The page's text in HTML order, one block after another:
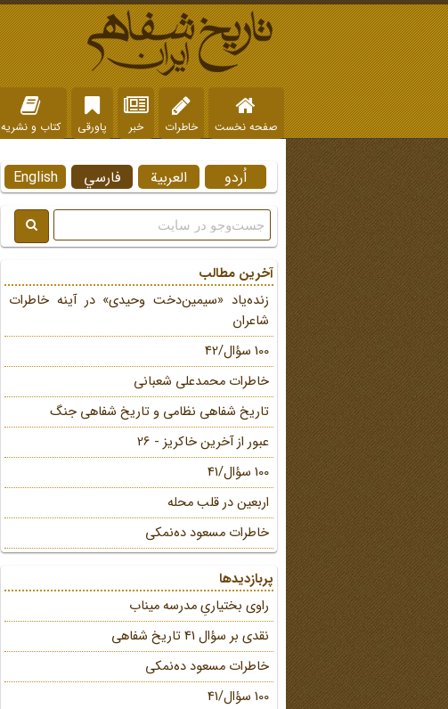
صفحه نخست خاطرات خبر پاورقی کتاب و نشریه
English فارسي العربية اُردو
آخرین مطالب
زنده‌یاد «سیمین‌دخت وحیدی» در آینه خاطرات
شاعران
100 سؤال/42
خاطرات محمد‌علی شعبانی
تاریخ شفاهی نظامی و تاریخ شفاهی جنگ
عبور از آخرین خاکریز - 26
100 سؤال/41
اربعین در قلب محله
خاطرات مسعود ده‌نمکی
پربازدیدها
راوی بختیاریِ مدرسه میناب
نقدی بر سؤال 41 تاریخ شفاهی
خاطرات مسعود ده‌نمکی
100 سؤال/41